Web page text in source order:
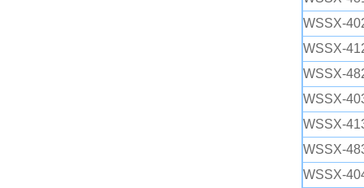
WSSX-
WSSX-
WSSX-
WSSX-
WSSX-
WSSX-
WSSX-